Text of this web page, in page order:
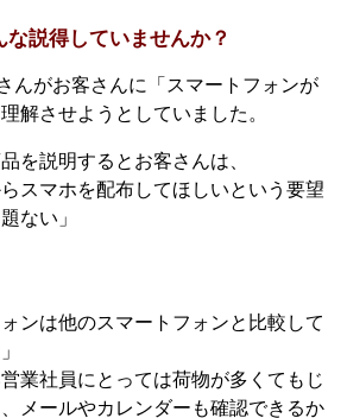
説得していませんか？
んがお客さんに「スマートフォンが
解させようとしていました。
を説明するとお客さんは、
らスマホを配布してほしいという要望
ない」
ォンは他のスマートフォンと比較して
営業社員にとっては荷物が多くてもじ
メールやカレンダーも確認できるか